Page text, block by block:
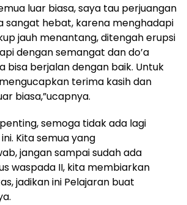
luar biasa, saya tau perjuangan
sangat hebat, karena menghadapi
jauh menantang, ditengah erupsi
dengan semangat dan do’a
bisa berjalan dengan baik. Untuk
terima kasih dan
biasa,”ucapnya.
semoga tidak ada lagi
Kita semua yang
jangan sampai sudah ada
waspada II, kita membiarkan
jadikan ini Pelajaran buat